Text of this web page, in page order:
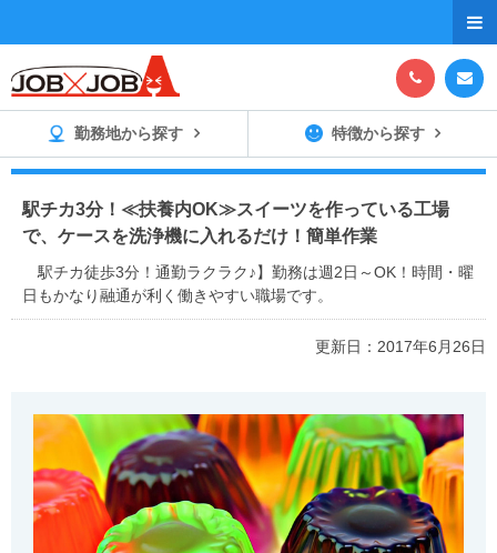

 
勤務地から探す 特徴から探す
駅チカ3分！≪扶養内OK≫スイーツを作っている工場
で、ケースを洗浄機に入れるだけ！簡単作業
駅チカ徒歩3分！通勤ラクラク♪】勤務は週2日～OK！時間・曜
日もかなり融通が利く働きやすい職場です。
更新日：2017年6月26日